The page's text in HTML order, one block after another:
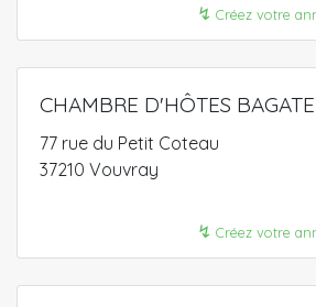
↯ Créez votre
CHAMBRE D'HÔTES
77 rue du Petit Coteau
37210 Vouvray
↯ Créez votre